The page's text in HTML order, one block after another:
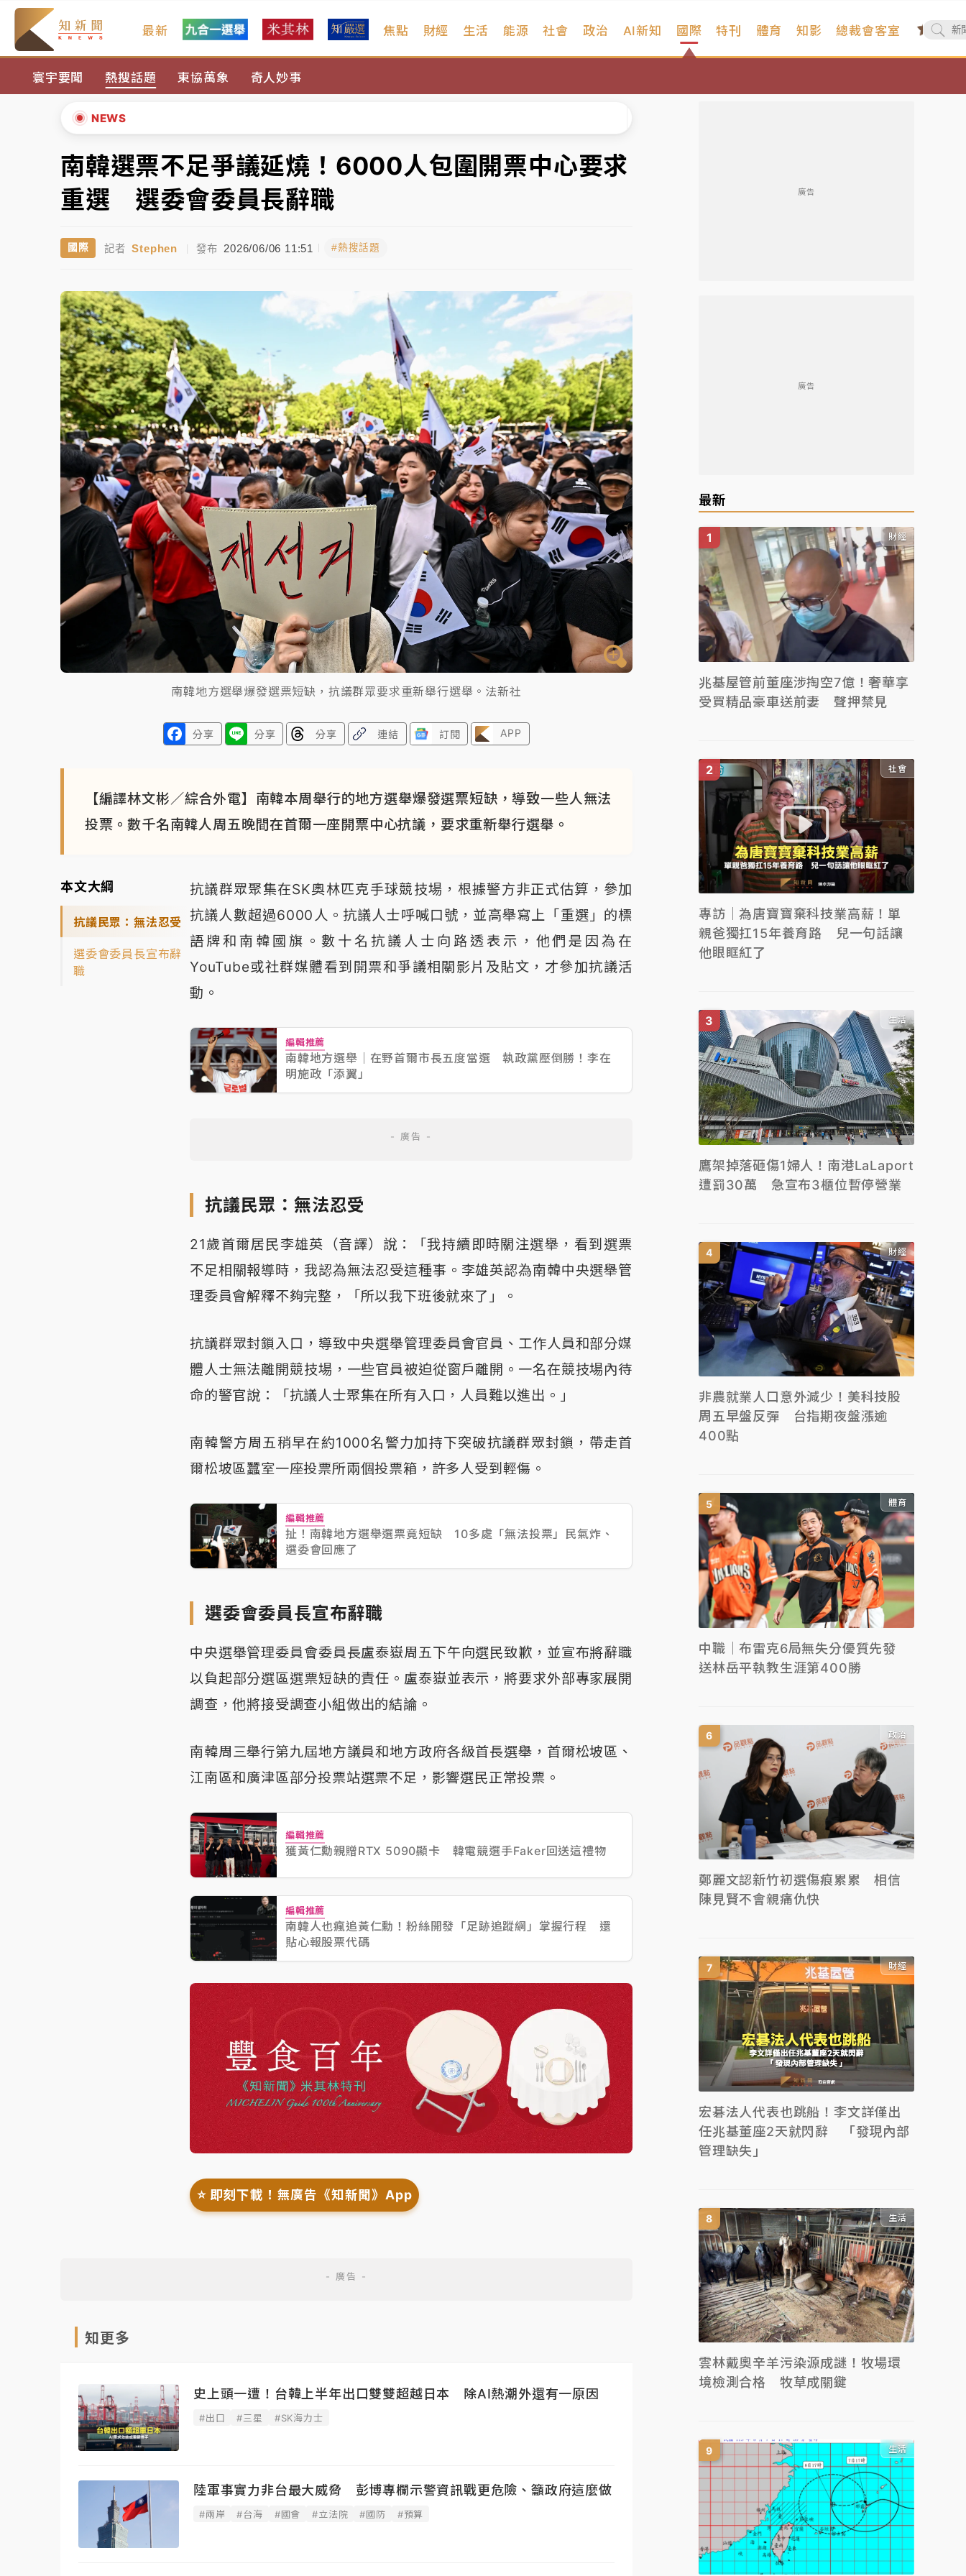
最新 焦點 財經 生活 能源 社會 政治 AI新知 國際
寰宇要聞 熱搜話題 東協萬象 奇人妙事
特刊 體育 知影 總裁會客室
NEWS
暑假過三周才推「E宿新北打卡趣」！抽獎程序複雜 觀旅局回應了
中信慈善基金會想增加董事人數！辜仲諒向法院聲請遭駁 理由曝光
故宮《龍藏經》特展第2檔！今線上預約開賣一度塞車 周六起展出延長至晚上7時
台東農業處長涉圖利渡假村！東檢抗告成功 今重開羈押庭
女律師陳昱瑄詐慈濟10億！黃金158kg遭查扣畫面曝光
中信慈善基金會想增加董事人數！辜仲諒向法院聲請遭駁 理由曝光
故宮《龍藏經》特展第2檔！今線上預約開賣一度塞車 周六起展出延長至晚上7時
台東農業處長涉圖利渡假村！東檢抗告成功 今重開羈押庭
父親節泡湯了！中颱白海豚雨彈轟3天 「紅到發紫」降雨熱區曝
▲
▼
南韓選票不足爭議延燒！6000人包圍開票中心要求
重選 選委會委員長辭職
國際 記者 Stephen | 發布 2026/06/06 11:51 #熱搜話題
南韓地方選舉爆發選票短缺，抗議群眾要求重新舉行選舉。法新社
分享 分享 分享 連結 訂閱 APP
【編譯林文彬／綜合外電】南韓本周舉行的地方選舉爆發選票短缺，導致一些人無法
投票。數千名南韓人周五晚間在首爾一座開票中心抗議，要求重新舉行選舉。
本文大綱
抗議民眾：無法忍受
選委會委員長宣布辭
職
抗議群眾聚集在SK奧林匹克手球競技場，根據警方非正式估算，參加
抗議人數超過6000人。抗議人士呼喊口號，並高舉寫上「重選」的標
語牌和南韓國旗。數十名抗議人士向路透表示，他們是因為在
YouTube或社群媒體看到開票和爭議相關影片及貼文，才參加抗議活
動。
編輯推薦
南韓地方選舉｜在野首爾市長五度當選 執政黨壓倒勝！李在
明施政「添翼」
抗議民眾：無法忍受
21歲首爾居民李雄英（音譯）說：「我持續即時關注選舉，看到選票
不足相關報導時，我認為無法忍受這種事。李雄英認為南韓中央選舉管
理委員會解釋不夠完整，「所以我下班後就來了」。
抗議群眾封鎖入口，導致中央選舉管理委員會官員、工作人員和部分媒
體人士無法離開競技場，一些官員被迫從窗戶離開。一名在競技場內待
命的警官說：「抗議人士聚集在所有入口，人員難以進出。」
南韓警方周五稍早在約1000名警力加持下突破抗議群眾封鎖，帶走首
爾松坡區蠶室一座投票所兩個投票箱，許多人受到輕傷。
編輯推薦
扯！南韓地方選舉選票竟短缺 10多處「無法投票」民氣炸、
選委會回應了
選委會委員長宣布辭職
中央選舉管理委員會委員長盧泰嶽周五下午向選民致歉，並宣布將辭職
以負起部分選區選票短缺的責任。盧泰嶽並表示，將要求外部專家展開
調查，他將接受調查小組做出的結論。
南韓周三舉行第九屆地方議員和地方政府各級首長選舉，首爾松坡區、
江南區和廣津區部分投票站選票不足，影響選民正常投票。
編輯推薦
獲黃仁勳親贈RTX 5090顯卡 韓電競選手Faker回送這禮物
編輯推薦
南韓人也瘋追黃仁勳！粉絲開發「足跡追蹤網」掌握行程 還
貼心報股票代碼
⭐️ 即刻下載！無廣告《知新聞》App
知更多
史上頭一遭！台韓上半年出口雙雙超越日本 除AI熱潮外還有一原因
#出口 #三星 #SK海力士
陸軍事實力非台最大威脅 彭博專欄示警資訊戰更危險、籲政府這麼做
#兩岸 #台海 #國會 #立法院 #國防 #預算
廣告
廣告
最新
財經
兆基屋管前董座涉掏空7億！奢華享
受買精品豪車送前妻 聲押禁見
社會
專訪｜為唐寶寶棄科技業高薪！單
親爸獨扛15年養育路 兒一句話讓
他眼眶紅了
生活
鷹架掉落砸傷1婦人！南港LaLaport
遭罰30萬 急宣布3櫃位暫停營業
財經
非農就業人口意外減少！美科技股
周五早盤反彈 台指期夜盤漲逾
400點
體育
中職｜布雷克6局無失分優質先發
送林岳平執教生涯第400勝
政治
鄭麗文認新竹初選傷痕累累 相信
陳見賢不會親痛仇快
財經
宏碁法人代表也跳船！李文詳僅出
任兆基董座2天就閃辭 「發現內部
管理缺失」
生活
雲林戴奧辛羊污染源成謎！牧場環
境檢測合格 牧草成關鍵
生活